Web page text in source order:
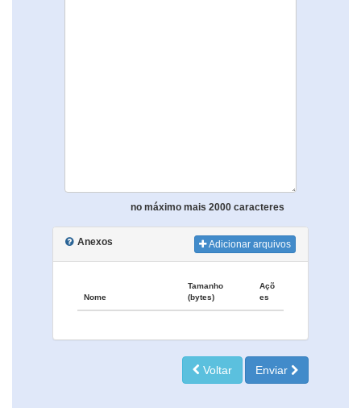
no máximo mais 2000 caracteres
Anexos Adicionar arquivos
Nome
Tamanho
(bytes)
Açõ
es
Voltar Enviar